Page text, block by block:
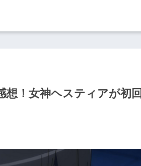
想！女神ヘスティアが初回